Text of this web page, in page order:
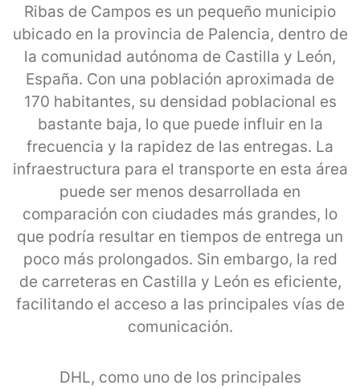
Ribas de Campos es un pequeño municipio
ubicado en la provincia de Palencia, dentro de
la comunidad autónoma de Castilla y León,
España. Con una población aproximada de
170 habitantes, su densidad poblacional es
bastante baja, lo que puede influir en la
frecuencia y la rapidez de las entregas. La
infraestructura para el transporte en esta área
puede ser menos desarrollada en
comparación con ciudades más grandes, lo
que podría resultar en tiempos de entrega un
poco más prolongados. Sin embargo, la red
de carreteras en Castilla y León es eficiente,
facilitando el acceso a las principales vías de
comunicación.
DHL, como uno de los principales